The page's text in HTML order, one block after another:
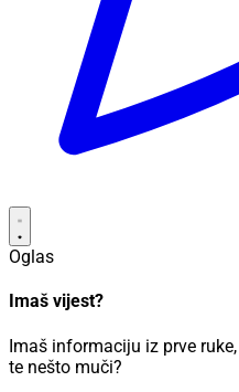
Oglas
Imaš vijest?
Imaš informaciju iz prve
te nešto muči?